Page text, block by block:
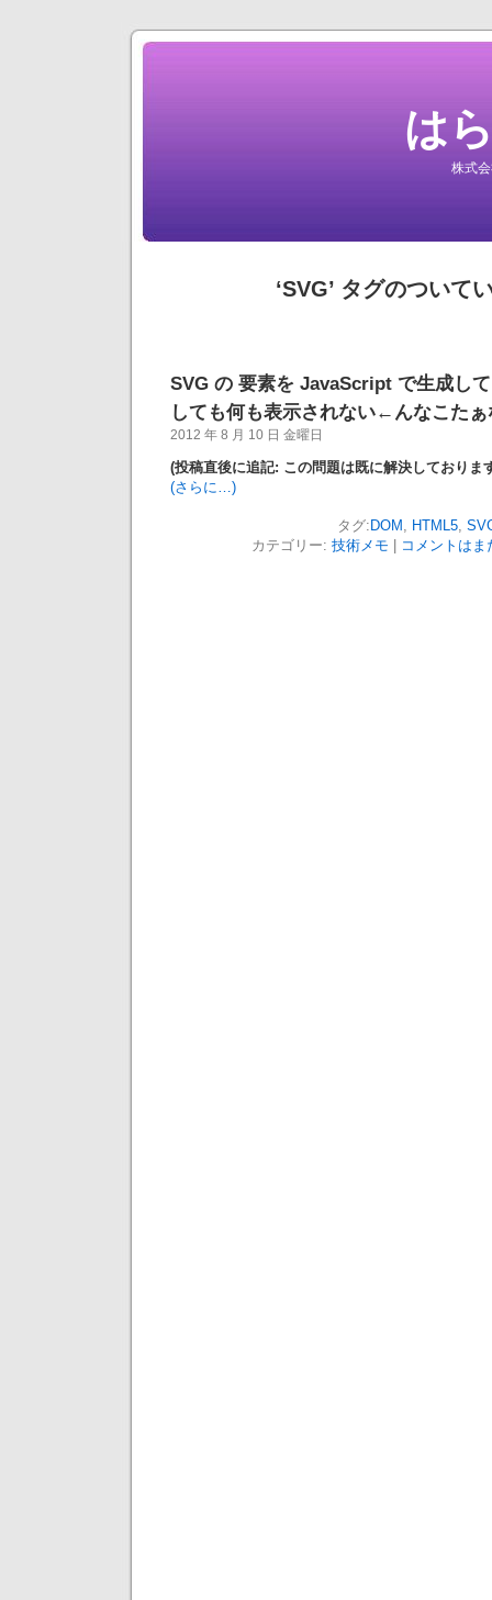
は
株式
‘SVG’ タグのついて
SVG の 要素を JavaScript で生成し
しても何も表示されない←んなこたぁ
2012 年 8 月 10 日 金曜日
(投稿直後に追記: この問題は既に解決しておりま
(さらに…)
タグ: DOM , HTML5,
カテゴリー: 技術メモ コメントはま